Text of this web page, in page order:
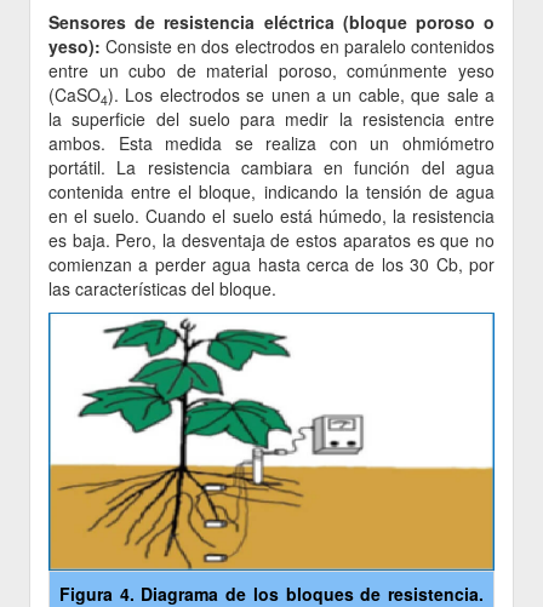
Sensores de resistencia eléctrica (bloque poroso o
yeso):Consiste en dos electrodos en paralelo contenidos
entre un cubo de material poroso, comúnmente yeso
(CaSO4). Los electrodos se unen a un cable, que sale a
la superficie del suelo para medir la resistencia entre
ambos. Esta medida se realiza con un ohmiómetro
portátil. La resistencia cambiara en función del agua
contenida entre el bloque, indicando la tensión de agua
en el suelo. Cuando el suelo está húmedo, la resistencia
es baja. Pero, la desventaja de estos aparatos es que no
comienzan a perder agua hasta cerca de los 30 Cb, por
las características del bloque.
Figura 4. Diagrama de los bloques de resistencia.